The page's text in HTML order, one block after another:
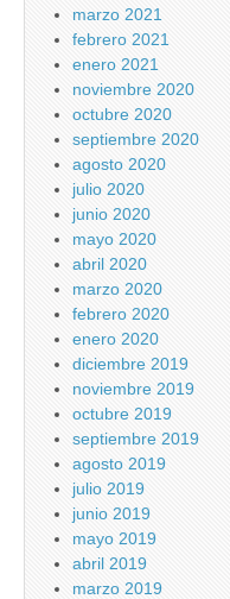
marzo 2021
febrero 2021
enero 2021
noviembre 2020
octubre 2020
septiembre 2020
agosto 2020
julio 2020
junio 2020
mayo 2020
abril 2020
marzo 2020
febrero 2020
enero 2020
diciembre 2019
noviembre 2019
octubre 2019
septiembre 2019
agosto 2019
julio 2019
junio 2019
mayo 2019
abril 2019
marzo 2019